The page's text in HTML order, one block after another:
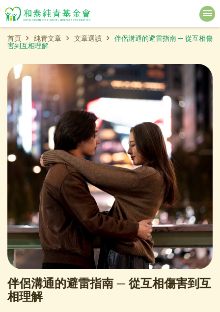
首頁 純青文章 文章選讀
伴侶溝通的避雷指南 ─ 從互相傷
害到互相理解
伴侶溝通的避雷指南 ─ 從互相傷害到互
相理解